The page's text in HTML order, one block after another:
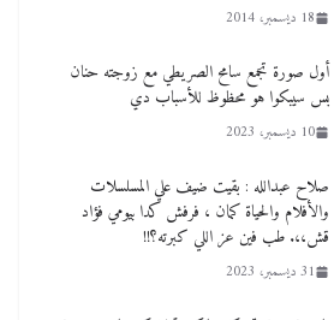
18 ديسمبر، 2014
أول صورة تجمع سامح الصريطي مع زوجته حنان
بس سيبكوا هو محظوظ للأسباب دي
10 ديسمبر، 2023
صلاح عبدالله : بقيت ضيف علي المسلسلات
والأفلام والحياة كمان ، فرفش كدا بيومي فؤاد
قش،،. طب فين عز اللي كبرته؟!!
31 ديسمبر، 2023